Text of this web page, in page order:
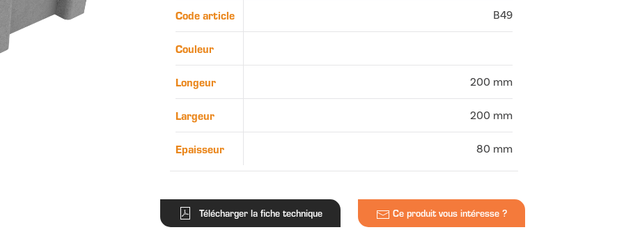
Code article B49
Couleur
Longeur 200 mm
Largeur 200 mm
Epaisseur 80 mm
Télécharger la fiche technique Ce produit vous intéresse ?